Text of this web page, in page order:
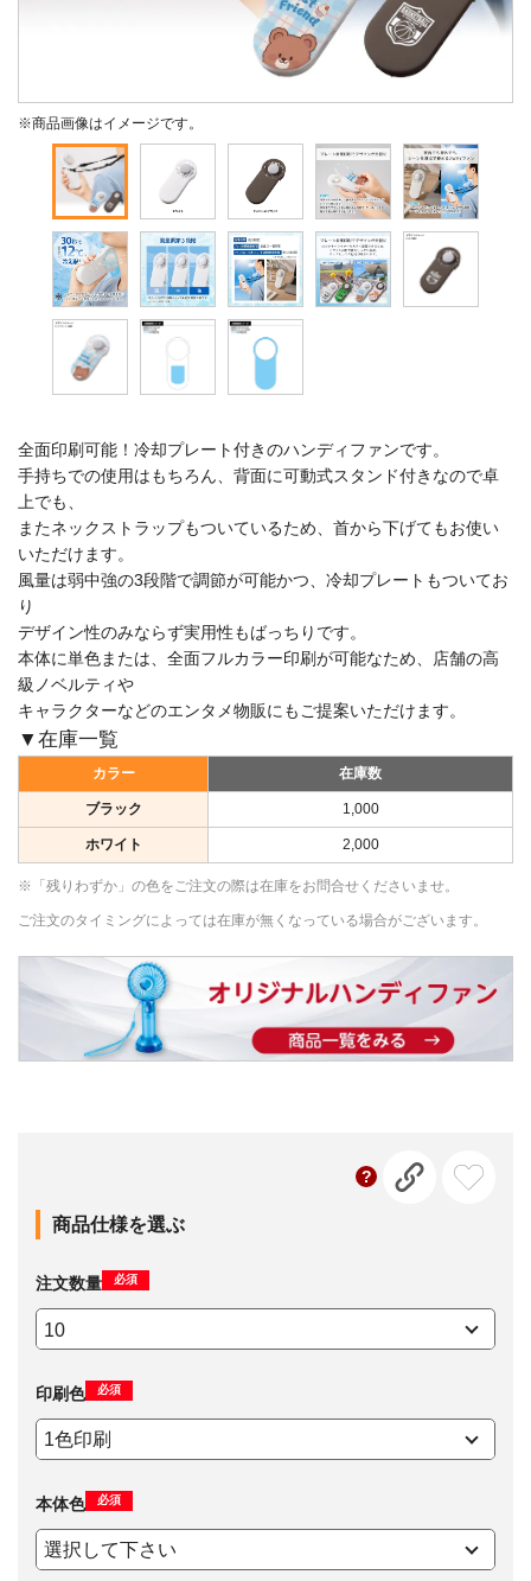
※商品画像はイメージです。
全面印刷可能！冷却プレート付きのハンディファンです。
手持ちでの使用はもちろん、背面に可動式スタンド付きなので卓
上でも、
またネックストラップもついているため、首から下げてもお使い
いただけます。
風量は弱中強の3段階で調節が可能かつ、冷却プレートもついてお
り
デザイン性のみならず実用性もばっちりです。
本体に単色または、全面フルカラー印刷が可能なため、店舗の高
級ノベルティや
キャラクターなどのエンタメ物販にもご提案いただけます。
▼在庫一覧
カラー 在庫数
ブラック 1,000
ホワイト 2,000
※「残りわずか」の色をご注文の際は在庫をお問合せくださいませ。
ご注文のタイミングによっては在庫が無くなっている場合がございます。
商品仕様を選ぶ
注文数量 必須
印刷色 必須
本体色 必須